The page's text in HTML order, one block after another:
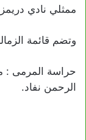
ممثلي نادي
وتضم قائمة
حراسة المرمى :
الرحمن نفاد.